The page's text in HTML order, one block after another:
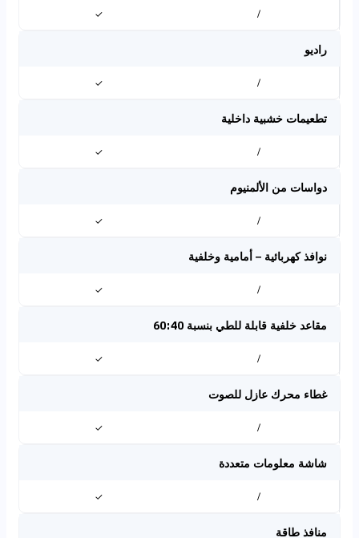
/
✓
راديو
/
✓
تطعيمات خشبية داخلية
/
✓
دواسات من الألمنيوم
/
✓
نوافذ كهربائية – أمامية وخلفية
/
✓
مقاعد خلفية قابلة للطي بنسبة 60:40
/
✓
غطاء محرك عازل للصوت
/
✓
شاشة معلومات متعددة
/
✓
منافذ طاقة